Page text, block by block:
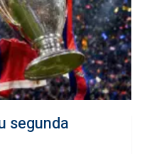
segunda